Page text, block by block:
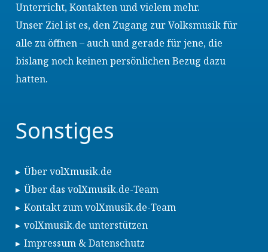
Unterricht, Kontakten und vielem mehr.
Unser Ziel ist es, den Zugang zur Volksmusik für
alle zu öffnen – auch und gerade für jene, die
bislang noch keinen persönlichen Bezug dazu
hatten.
Sonstiges
Über volXmusik.de
Über das volXmusik.de-Team
Kontakt zum volXmusik.de-Team
volXmusik.de unterstützen
Impressum & Datenschutz